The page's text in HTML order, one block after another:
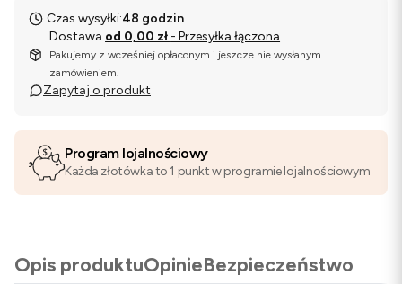
Czas wysyłki:48 godzin
Dostawa od 0,00 zł - Przesyłka łączona
Pakujemy z wcześniej opłaconym i jeszcze nie wysłanym
zamówieniem.
Zapytaj o produkt
Program lojalnościowy
Każda złotówka to 1 punkt w programie lojalnościowym
Opis produktuOpinieBezpieczeństwo